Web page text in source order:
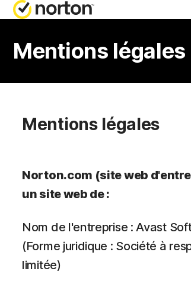
Mentions
Mentions légales
Norton.com (site web
un site web de :
Nom de l'entreprise : Avast
(Forme juridique : Société à
limitée)